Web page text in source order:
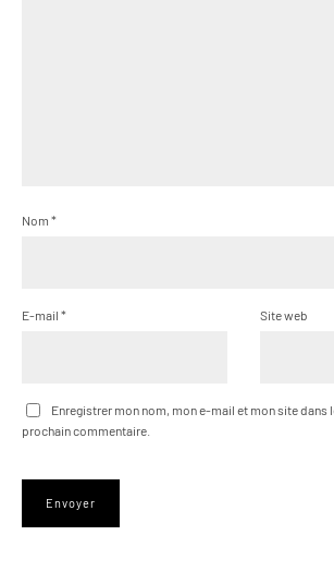
Nom *
E-mail * Site web
Enregistrer mon nom, mon e-mail et mon site dans
prochain commentaire.